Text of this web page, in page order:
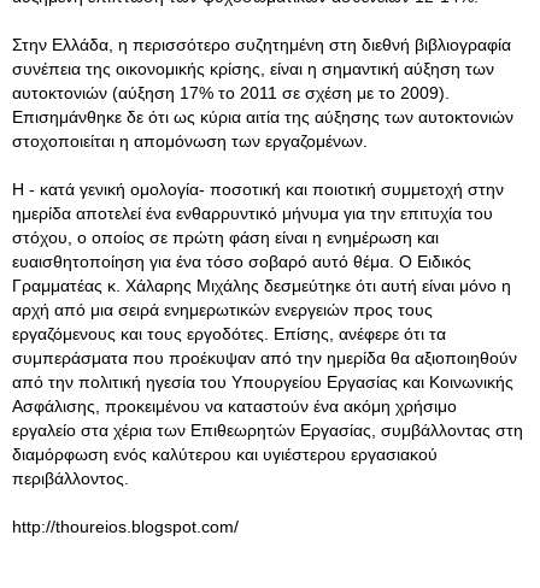
Στην Ελλάδα, η περισσότερο συζητημένη στη διεθνή βιβλιογραφία
συνέπεια της οικονομικής κρίσης, είναι η σημαντική αύξηση των
αυτοκτονιών (αύξηση 17% το 2011 σε σχέση με το 2009).
Επισημάνθηκε δε ότι ως κύρια αιτία της αύξησης των αυτοκτονιών
στοχοποιείται η απομόνωση των εργαζομένων.
Η - κατά γενική ομολογία- ποσοτική και ποιοτική συμμετοχή στην
ημερίδα αποτελεί ένα ενθαρρυντικό μήνυμα για την επιτυχία του
στόχου, ο οποίος σε πρώτη φάση είναι η ενημέρωση και
ευαισθητοποίηση για ένα τόσο σοβαρό αυτό θέμα. Ο Ειδικός
Γραμματέας κ. Χάλαρης Μιχάλης δεσμεύτηκε ότι αυτή είναι μόνο η
αρχή από μια σειρά ενημερωτικών ενεργειών προς τους
εργαζόμενους και τους εργοδότες. Επίσης, ανέφερε ότι τα
συμπεράσματα που προέκυψαν από την ημερίδα θα αξιοποιηθούν
από την πολιτική ηγεσία του Υπουργείου Εργασίας και Κοινωνικής
Ασφάλισης, προκειμένου να καταστούν ένα ακόμη χρήσιμο
εργαλείο στα χέρια των Επιθεωρητών Εργασίας, συμβάλλοντας στη
διαμόρφωση ενός καλύτερου και υγιέστερου εργασιακού
περιβάλλοντος.
http://thoureios.blogspot.com/